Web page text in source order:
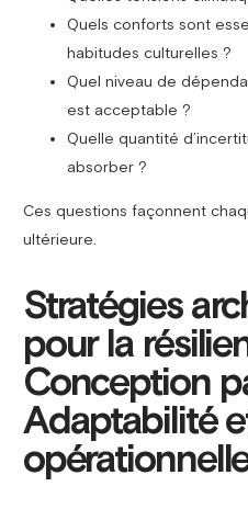
Quels conforts sont
habitudes culturelles ?
Quel niveau de
est acceptable ?
Quelle quantité
absorber ?
Ces questions façonnent
ultérieure.
Stratégies
pour la
Conception
Adaptabilité